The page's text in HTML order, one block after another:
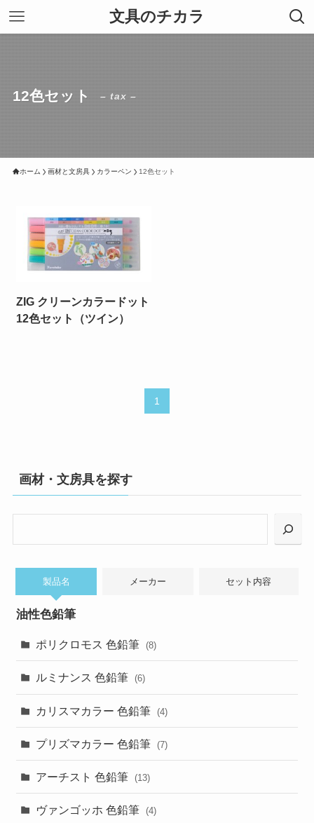
文具のチカラ
12色セット – tax –
ホーム 画材と文房具 カラーペン 12色セット
ZIG クリーンカラードット
12色セット（ツイン）
1
画材・文房具を探す
索
製品名 メーカー セット内容
油性色鉛筆
ポリクロモス 色鉛筆 (8)
ルミナンス 色鉛筆 (6)
カリスマカラー 色鉛筆 (4)
プリズマカラー 色鉛筆 (7)
アーチスト 色鉛筆 (13)
ヴァンゴッホ 色鉛筆 (4)